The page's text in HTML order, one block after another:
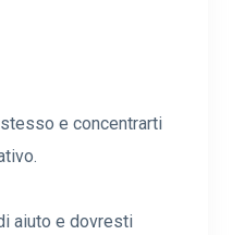
e concentrarti
aiuto e dovresti